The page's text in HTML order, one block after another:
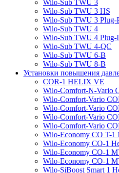
Wilo-Sub TWU 3
Wilo-Sub TWU 3 HS
Wilo-Sub TWU 3 Plug-
Wilo-Sub TWU 4
Wilo-Sub TWU 4 Plug-
Wilo-Sub TWU 4-QC
Wilo-Sub TWU 6-B
Wilo-Sub TWU 8-B
Установки повышения
COR-1 HELIX VE
Wilo-Comfort-N-Vario
Wilo-Comfort-Vario
Wilo-Comfort-Vario
Wilo-Comfort-Vario
Wilo-Comfort-Vario
Wilo-Economy CO T-1
Wilo-Economy CO-1
Wilo-Economy CO-1
Wilo-Economy CO-1
Wilo-SiBoost Smart 1